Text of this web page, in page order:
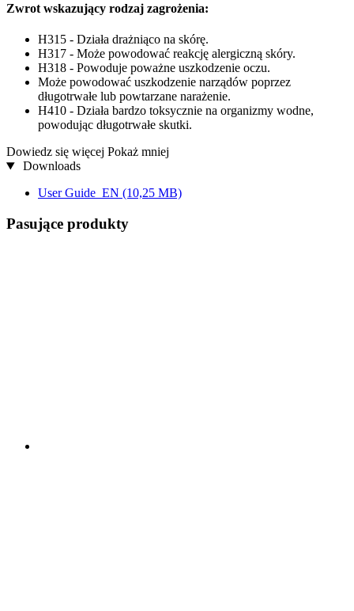
Zwrot wskazujący rodzaj zagrożenia:
H315 - Działa drażniąco na skórę.
H317 - Może powodować reakcję alergiczną skóry.
H318 - Powoduje poważne uszkodzenie oczu.
Może powodować uszkodzenie narządów poprzez
długotrwałe lub powtarzane narażenie.
H410 - Działa bardzo toksycznie na organizmy wodne,
powodując długotrwałe skutki.
Dowiedz się więcej Pokaż mniej
Downloads
User Guide_EN (10,25 MB)
Pasujące produkty